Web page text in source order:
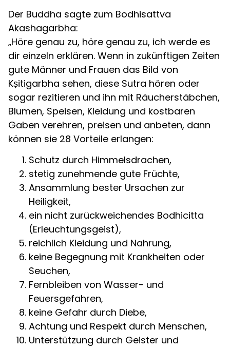
Der Buddha sagte zum Bodhisattva
Akashagarbha:
„Höre genau zu, höre genau zu, ich werde es
dir einzeln erklären. Wenn in zukünftigen Zeiten
gute Männer und Frauen das Bild von
Kṣitigarbha sehen, diese Sutra hören oder
sogar rezitieren und ihn mit Räucherstäbchen,
Blumen, Speisen, Kleidung und kostbaren
Gaben verehren, preisen und anbeten, dann
können sie 28 Vorteile erlangen:
Schutz durch Himmelsdrachen,
stetig zunehmende gute Früchte,
Ansammlung bester Ursachen zur
Heiligkeit,
ein nicht zurückweichendes Bodhicitta
(Erleuchtungsgeist),
reichlich Kleidung und Nahrung,
keine Begegnung mit Krankheiten oder
Seuchen,
Fernbleiben von Wasser- und
Feuersgefahren,
keine Gefahr durch Diebe,
Achtung und Respekt durch Menschen,
Unterstützung durch Geister und